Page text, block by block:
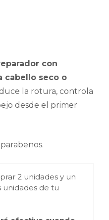
con
cabello seco o
la rotura, controla
desde el primer
2 unidades y un
unidades de tu